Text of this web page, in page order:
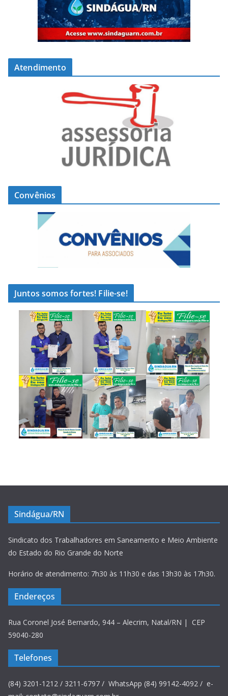
Atendimento
Convênios
Juntos somos fortes! Filie-se!
Sindágua/RN
Sindicato dos Trabalhadores em Saneamento e Meio Ambiente
do Estado do Rio Grande do Norte
Horário de atendimento: 7h30 às 11h30 e das 13h30 às 17h30.
Endereços
Rua Coronel José Bernardo, 944 – Alecrim, Natal/RN | CEP
59040-280
Telefones
(84) 3201-1212 / 3211-6797 / WhatsApp (84) 99142-4092 / e-